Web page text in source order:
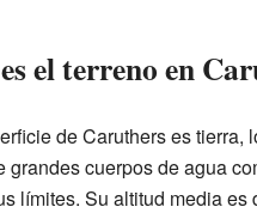
el terreno en
de Caruthers es tierra,
grandes cuerpos de agua
límites. Su altitud media es